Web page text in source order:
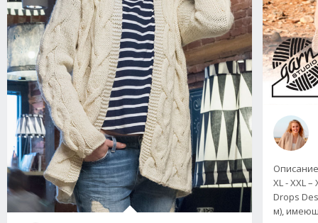
XL - XXL
Drops
м),